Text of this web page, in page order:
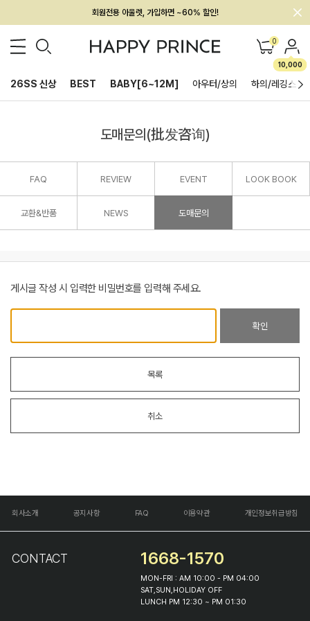
회원전용 아울렛, 가입하면 ~60% 할인!
멤버십 최대 28,000원 혜택 0
10,000
26SS 신상 BEST BABY[6~12M] 아우터/상의 하의/레깅스
도매문의(批发咨询)
FAQ REVIEW EVENT LOOK BOOK
교환&반품 NEWS 도매문의
게시글 작성 시 입력한 비밀번호를 입력해 주세요.
확인
목록
취소
회사소개 공지사항 FAQ 이용약관 개인정보취급방침
CONTACT 1668-1570
MON-FRI : AM 10:00 - PM 04:00
SAT,SUN,HOLIDAY OFF
LUNCH PM 12:30 ~ PM 01:30